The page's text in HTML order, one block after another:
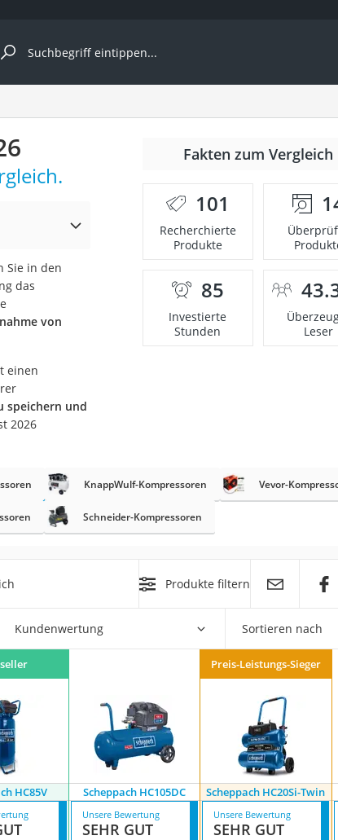
Sie in den
das
von
einen
speichern und
2026
Fakten zum Vergleich
101
Recherchierte
Produkte
85
Investierte
Stunden
Leser
KnappWulf-Kompressoren Vevor-
Schneider-Kompressoren
Produkte filtern
Kundenwertung Sortieren nach
Preis-Leistungs-Sieger
HC85V Scheppach HC105DC Scheppach HC20Si-Twin
Unsere Bewertung
SEHR GUT
Unsere Bewertung
SEHR GUT